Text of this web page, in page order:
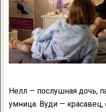
Нелл — послушная дочь,
умница. Вуди — красавец,